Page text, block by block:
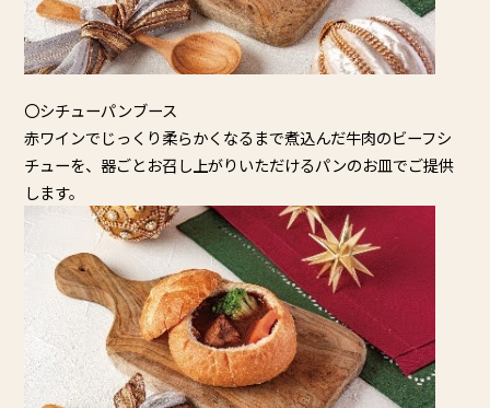
〇シチューパンブース
赤ワインでじっくり柔らかくなるまで煮込んだ牛肉のビーフシ
チューを、器ごとお召し上がりいただけるパンのお皿でご提供
します。